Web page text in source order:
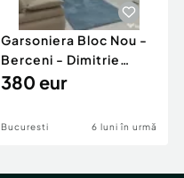
Garsoniera Bloc Nou -
Berceni - Dimitrie
Leonida
380 eur
Bucuresti 6 luni în urmă